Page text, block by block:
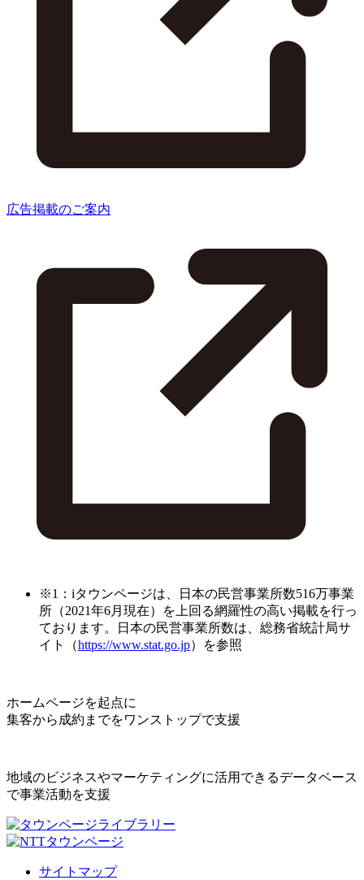
広告掲載のご案内
※1：iタウンページは、日本の民営事業所数516万事業
所（2021年6月現在）を上回る網羅性の高い掲載を行っ
ております。日本の民営事業所数は、総務省統計局サ
イト（https://www.stat.go.jp）を参照
ホームページを起点に
集客から成約までをワンストップで支援
地域のビジネスやマーケティングに活用できるデータベース
で事業活動を支援
サイトマップ